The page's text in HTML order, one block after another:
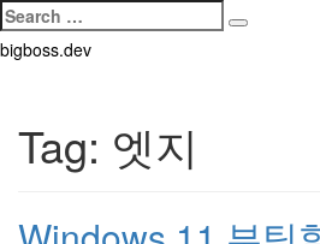
Search
for:
Search
Skip
bigboss.dev
Tag: 엣지